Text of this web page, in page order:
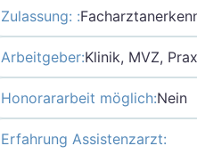
Zulassung: :
Arbeitgeber:Klinik, MVZ,
Honorararbeit möglich:Nein
Erfahrung Assistenzarzt: